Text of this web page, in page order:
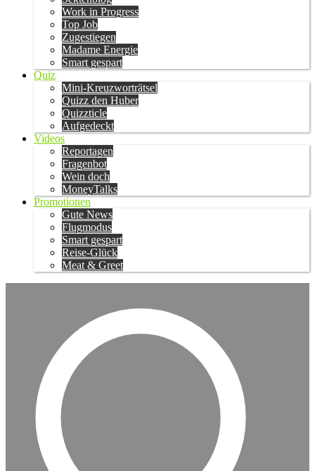
Work in Progress
Top Job
Zugestiegen
Madame Energie
Smart gespart
Quiz
Mini-Kreuzworträtsel
Quizz den Huber
Quizzticle
Aufgedeckt
Videos
Reportagen
Fragenbot
Wein doch
MoneyTalks
Promotionen
Gute News
Flugmodus
Smart gespart
Reise-Glück
Meat & Greet